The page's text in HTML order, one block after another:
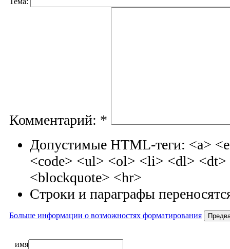
Комментарий: *
Допустимые HTML-теги: <a>
<code> <ul> <ol> <li> <dl> <dt>
<blockquote> <hr>
Строки и параграфы
Больше информации о возможностях форматирования
имя